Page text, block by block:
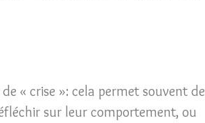
« crise »: cela permet souvent de
sur leur comportement, ou